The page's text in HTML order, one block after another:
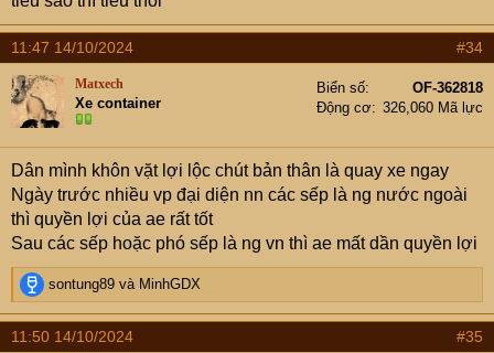
11:47 14/10/2024 #34
Matxech
Xe container
Biển số
OF-362818
Động cơ
326,060 Mã lực
Dân mình khôn vặt lợi lộc chút bản thân là quay xe ngay
Ngày trước nhiều vp đại diện nn các sếp là ng nước ngoài
thì quyền lợi của ae rất tốt
Sau các sếp hoặc phó sếp là ng vn thì ae mất dần quyền lợi
R
e
a
c
sontung89 và MinhGDX
11:50 14/10/2024 #35